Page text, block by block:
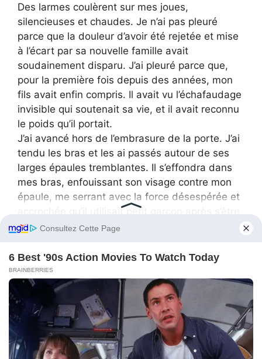
Des larmes coulèrent sur mes joues,
silencieuses et chaudes. Je n’ai pas pleuré
parce que la douleur d’avoir été rejetée et mise
à l’écart par sa nouvelle famille avait
soudainement disparu. J’ai pleuré parce que,
pour la première fois depuis des années, mon
fils avait enfin compris. Il avait vu l’échafaudage
invisible qui soutenait sa vie, et il avait reconnu
le poids qu’il portait.
J’ai avancé hors de l’embrasure de la porte. J’ai
tendu les bras et les ai passés autour de ses
larges épaules tremblantes. Il s’effondra dans
mes bras, enfouissant son visage contre mon
épaule, me serrant avec la force désespérée et
accrochée qu’il utilisait petit garçon après s’être
réveillé d’un terrible cauchemar dans le noir.
dans le couloir. Aucun de nous n’a parlé
pendant très longtemps. Le silence n’était plus
lourd ni punitif ; c’était le calme, épuisant, d’une
tempête enfin passée.
Parfois, la véritable guérison ne commence pas
réellement avec l’acte de pardon. Le pardon est
une destination. Parfois, le chemin de la